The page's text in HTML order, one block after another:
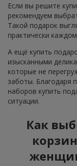
Если вы решите
рекомендуем
Такой подарок
практически
А ещё купить
изысканными
которые не
заботы. Благодаря
наборов купить
ситуации.
Как